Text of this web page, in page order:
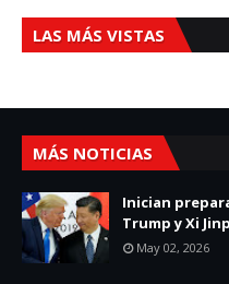
LAS MÁS VISTAS
MÁS NOTICIAS
Inician
Trump y Xi
May 02, 2026